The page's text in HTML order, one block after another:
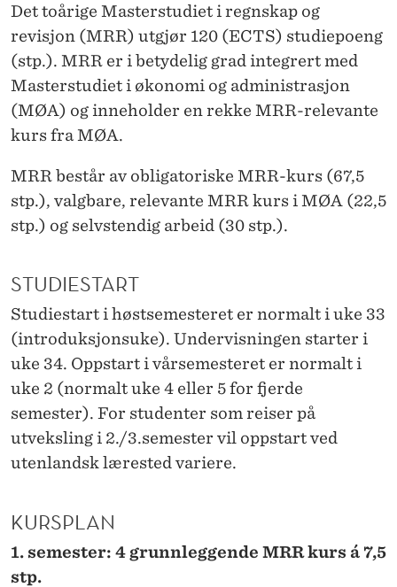
O
R
M
R
R
S
U
D
E
T
2
0
6
Det toårige Masterstudiet i regnskap og
revisjon (MRR) utgjør 120 (ECTS) studiepoeng
(stp.). MRR er i betydelig grad integrert med
Masterstudiet i økonomi og administrasjon
(MØA) og inneholder en rekke MRR-relevante
kurs fra MØA.
MRR består av obligatoriske MRR-kurs (67,5
stp.), valgbare, relevante MRR kurs i MØA (22,5
stp.) og selvstendig arbeid (30 stp.).
STUDIESTART
Studiestart i høstsemesteret er normalt i uke 33
(introduksjonsuke). Undervisningen starter i
uke 34. Oppstart i vårsemesteret er normalt i
uke 2 (normalt uke 4 eller 5 for fjerde
semester). For studenter som reiser på
utveksling i 2./3.semester vil oppstart ved
utenlandsk lærested variere.
KURSPLAN
1. semester: 4 grunnleggende MRR kurs á 7,5
stp.